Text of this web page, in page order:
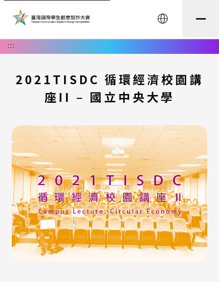
English
:::
2021TISDC 循環經濟校園講
座II – 國立中央大學